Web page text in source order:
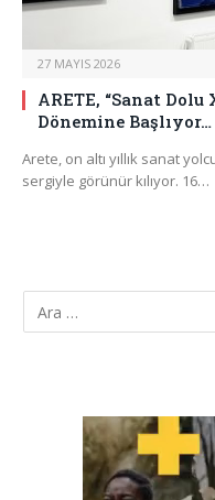
27 MAYIS 2026
ARETE, “Sanat
Dönemine Başlıyor…
Arete, on altı yıllık sanat
sergiyle görünür kılıyor. 16…
Video
oynatıcı